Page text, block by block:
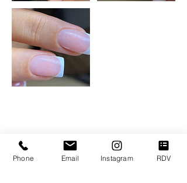
Phone Email Instagram RDV